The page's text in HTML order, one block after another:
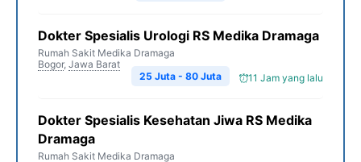
Dokter Spesialis Urologi RS Medika Dramaga
Rumah Sakit Medika Dramaga
Bogor, Jawa Barat
11 Jam yang lalu
25 Juta - 80 Juta
Dokter Spesialis Kesehatan Jiwa RS Medika
Dramaga
Rumah Sakit Medika Dramaga